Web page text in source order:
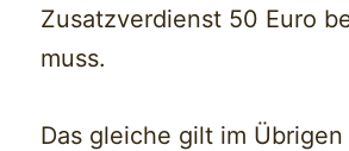
Zusatzverdienst 50 Euro
muss.
Das gleiche gilt im